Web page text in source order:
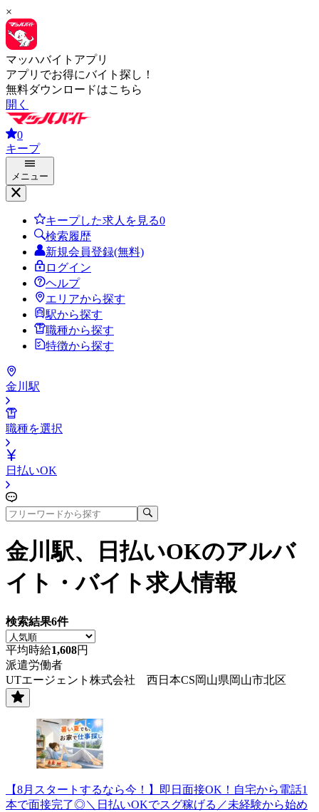
×
マッハバイトアプリ
アプリでお得にバイト探し！
無料ダウンロードはこちら
開く
0
キープ
メニュー
キープした求人を見る0
検索履歴
新規会員登録(無料)
ログイン
ヘルプ
エリアから探す
駅から探す
職種から探す
特徴から探す
金川駅
職種を選択
日払いOK
金川駅、日払いOKのアルバ
イト・バイト求人情報
検索結果6件
平均時給1,608円
派遣労働者
UTエージェント株式会社 西日本CS岡山県岡山市北区
【8月スタートするなら今！】即日面接OK！自宅から電話1
本で面接完了◎＼日払いOKでスグ稼げる／未経験から始め